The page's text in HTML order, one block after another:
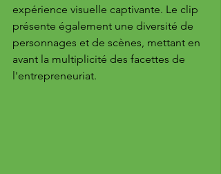
expérience visuelle captivante. Le clip
présente également une diversité de
personnages et de scènes, mettant en
avant la multiplicité des facettes de
l'entrepreneuriat.